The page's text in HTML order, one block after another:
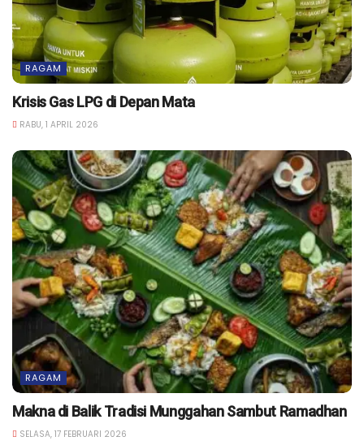
RAGAM
Krisis Gas LPG di Depan Mata
RABU, 1 APRIL 2026
RAGAM
Makna di Balik Tradisi Munggahan Sambut Ramadhan
SELASA, 17 FEBRUARI 2026